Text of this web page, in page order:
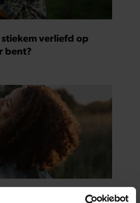
stiekem verliefd op
bent?
die je leven